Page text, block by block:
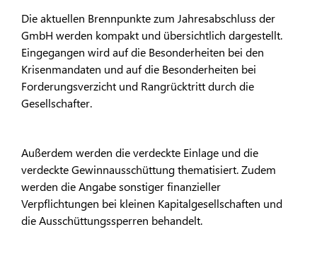
Die aktuellen Brennpunkte zum Jahresabschluss der
GmbH werden kompakt und übersichtlich dargestellt.
Eingegangen wird auf die Besonderheiten bei den
Krisenmandaten und auf die Besonderheiten bei
Forderungsverzicht und Rangrücktritt durch die
Gesellschafter.
Außerdem werden die verdeckte Einlage und die
verdeckte Gewinnausschüttung thematisiert. Zudem
werden die Angabe sonstiger finanzieller
Verpflichtungen bei kleinen Kapitalgesellschaften und
die Ausschüttungssperren behandelt.